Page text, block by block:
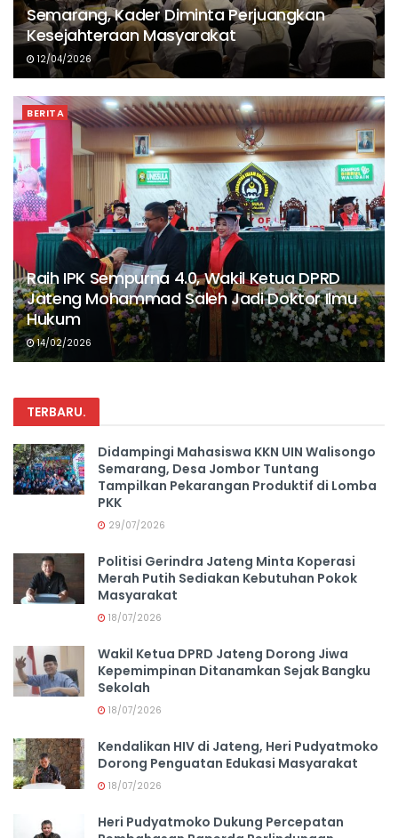
Semarang, Kader Diminta Perjuangkan
Kesejahteraan Masyarakat
12/04/2026
BERITA
Raih IPK Sempurna 4.0, Wakil Ketua DPRD
Jateng Mohammad Saleh Jadi Doktor Ilmu
Hukum
14/02/2026
TERBARU.
Didampingi Mahasiswa KKN UIN Walisongo
Semarang, Desa Jombor Tuntang
Tampilkan Pekarangan Produktif di Lomba
PKK
29/07/2026
Politisi Gerindra Jateng Minta Koperasi
Merah Putih Sediakan Kebutuhan Pokok
Masyarakat
18/07/2026
Wakil Ketua DPRD Jateng Dorong Jiwa
Kepemimpinan Ditanamkan Sejak Bangku
Sekolah
18/07/2026
Kendalikan HIV di Jateng, Heri Pudyatmoko
Dorong Penguatan Edukasi Masyarakat
18/07/2026
Heri Pudyatmoko Dukung Percepatan